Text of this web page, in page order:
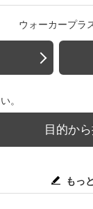
ウォーカープラ
。
目的か
もっ